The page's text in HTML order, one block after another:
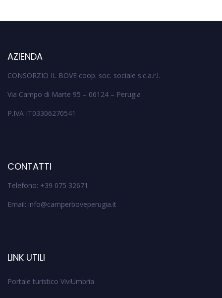
AZIENDA
CONSORZIO IL BOVE coop. soc. sociale s.c.a.r.l.
Via Campo di Marte 95 – 06124 – Perugia
P.IVA IT03306270541
CONTATTI
Telefono: +39 075 32671
Email: info@camperboveperugia.it
LINK UTILI
Portale turistico ViviUmbria